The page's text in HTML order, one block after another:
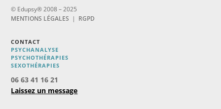
© Edupsy® 2008 – 2025
MENTIONS LÉGALES | RGPD
CONTACT
PSYCHANALYSE
PSYCHOTHÉRAPIES
SEXOTHÉRAPIES
06 63 41 16 21
Laissez un message